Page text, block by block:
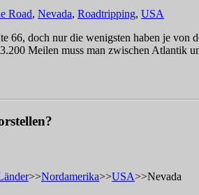
Road, Nevada, Roadtripping, USA
66, doch nur die wenigsten haben je
Meilen muss man zwischen Atlantik
>>Nordamerika>>USA>>Nevada